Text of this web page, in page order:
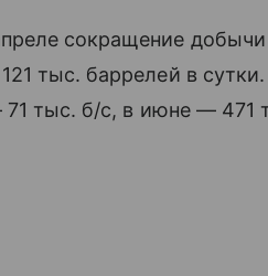
сокращение
тыс. баррелей в
71 тыс. б/с, в июне — 471